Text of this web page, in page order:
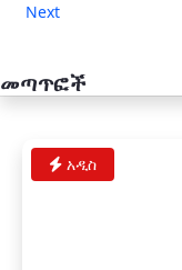
Next
መጣጥፎች
አዲስ